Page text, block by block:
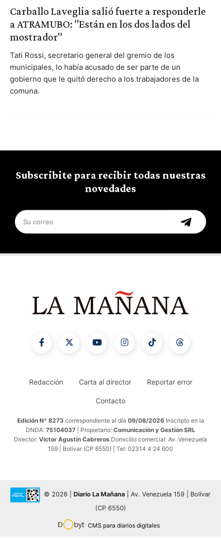
Carballo Laveglia salió fuerte a responderle
a ATRAMUBO: "Están en los dos lados del
mostrador"
Tati Rossi, secretario general del gremio de los
municipales, lo había acusado de ser parte de un
gobierno que le quitó derecho a los trabajadores de la
comuna.
Subscribite para recibir todas nuestras
novedades
Redacción Carta al director Reportar error
Contacto
Edición Nº 8273 correspondiente al día 09/08/2026 Inscripto en la
DNDA: 75104037 | Propietario: Comunicación y Gestión SRL
Director: Victor Agustín Cabreros Domicilio comercial: Av. Venezuela
159 | Bolívar (CP 6550) | Tel: 02314 4 24 600
© 2026 | Diario La Mañana | Av. Venezuela 159 | Bolívar
(CP 6550)
CMS para diarios digitales